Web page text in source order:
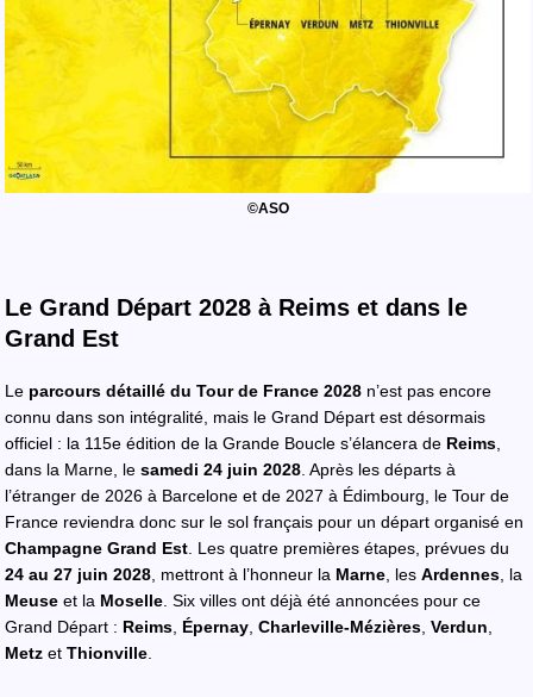
©ASO
Le Grand Départ 2028 à Reims et dans le
Grand Est
Le parcours détaillé du Tour de France 2028 n’est pas encore
connu dans son intégralité, mais le Grand Départ est désormais
officiel : la 115e édition de la Grande Boucle s’élancera de Reims
dans la Marne, le samedi 24 juin 2028 . Après les départs à
l’étranger de 2026 à Barcelone et de 2027 à Édimbourg, le Tour de
France reviendra donc sur le sol français pour un départ organisé en
Champagne Grand Est . Les quatre premières étapes, prévues du
24 au 27 juin 2028 , mettront à l’honneur la Marne , les Ardennes , la
Meuse et la Moselle . Six villes ont déjà été annoncées pour ce
Grand Départ : Reims Épernay Charleville-Mézières Verdun
Metz et Thionville